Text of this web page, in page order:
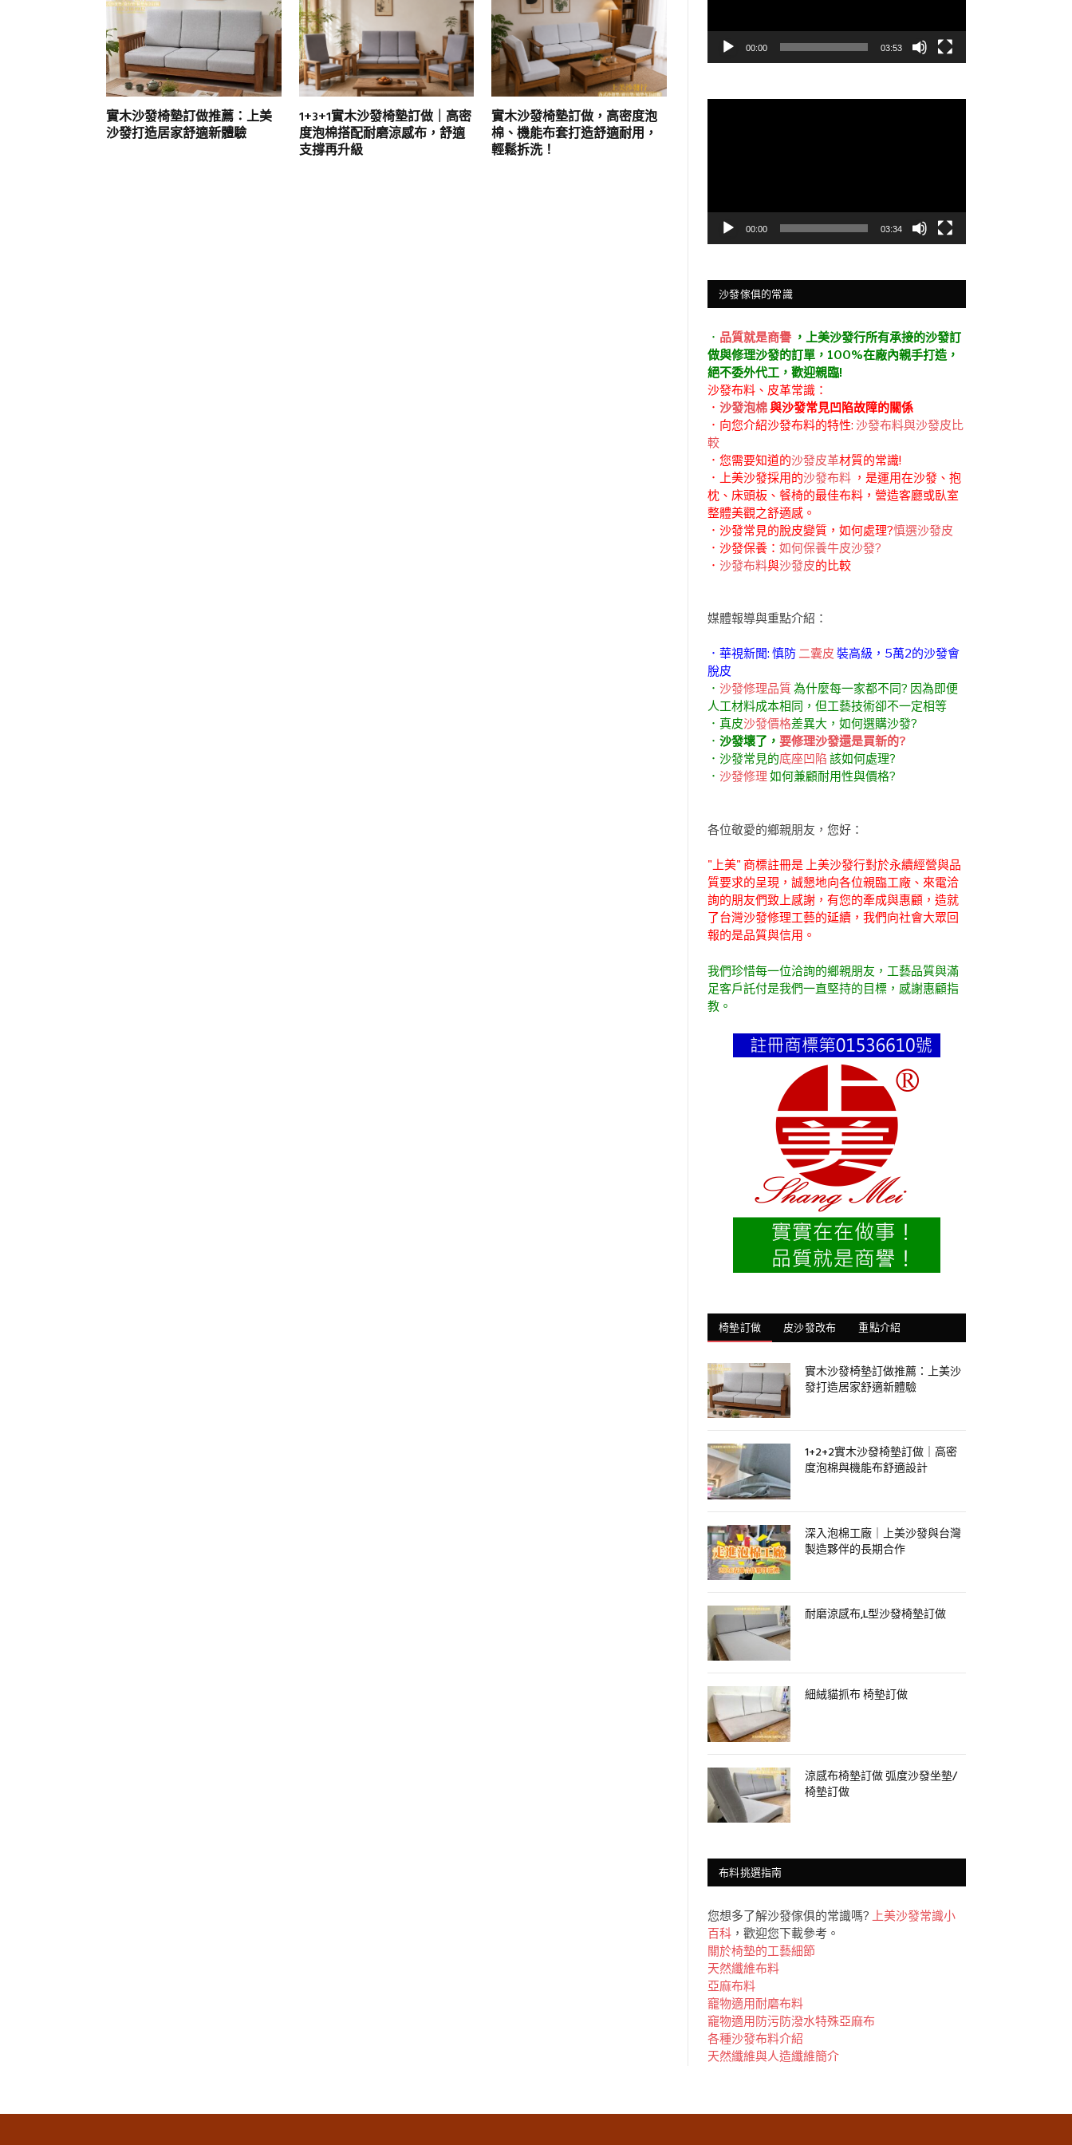
實木沙發椅墊訂做推薦：上美
沙發打造居家舒適新體驗
1+3+1實木沙發椅墊訂做｜高密
度泡棉搭配耐磨涼感布，舒適
支撐再升級
實木沙發椅墊訂做，高密度泡
棉、機能布套打造舒適耐用，
輕鬆拆洗！
00:00 03:53
00:00 03:34
沙發傢俱的常識
． 品質就是商譽 ，上美沙發行所有承接的沙發訂
做與修理沙發的訂單，100%在廠內親手打造，
絕不委外代工，歡迎親臨!
沙發布料、皮革常識：
． 沙發泡棉與沙發常見凹陷故障的關係
．向您介紹沙發布料的特性: 沙發布料與沙發皮比
較
．您需要知道的沙發皮革材質的常識!
．上美沙發採用的沙發布料 ，是運用在沙發、抱
枕、床頭板、餐椅的最佳布料，營造客廳或臥室
整體美觀之舒適感。
．沙發常見的脫皮變質，如何處理?慎選沙發皮
．沙發保養： 如何保養牛皮沙發?
． 沙發布料與沙發皮的比較
媒體報導與重點介紹：
．華視新聞: 慎防二囊皮 裝高級，5萬2的沙發會
脫皮
． 沙發修理品質為什麼每一家都不同? 因為即便
人工材料成本相同，但工藝技術卻不一定相等
．真皮沙發價格差異大，如何選購沙發?
． 沙發壞了， 要修理沙發還是買新的?
．沙發常見的底座凹陷 該如何處理?
． 沙發修理 如何兼顧耐用性與價格?
各位敬愛的鄉親朋友，您好：
"上美" 商標註冊是 上美沙發行對於永續經營與品
質要求的呈現，誠懇地向各位親臨工廠、來電洽
詢的朋友們致上感謝，有您的牽成與惠顧，造就
了台灣沙發修理工藝的延續，我們向社會大眾回
報的是品質與信用。
我們珍惜每一位洽詢的鄉親朋友，工藝品質與滿
足客戶託付是我們一直堅持的目標，感謝惠顧指
教。
椅墊訂做 皮沙發改布 重點介紹
實木沙發椅墊訂做推薦：上美沙
發打造居家舒適新體驗
1+2+2實木沙發椅墊訂做｜高密
度泡棉與機能布舒適設計
深入泡棉工廠｜上美沙發與台灣
製造夥伴的長期合作
耐磨涼感布,L型沙發椅墊訂做
細絨貓抓布 椅墊訂做
涼感布椅墊訂做 弧度沙發坐墊/
椅墊訂做
布料挑選指南
您想多了解沙發傢俱的常識嗎?
上美沙發常識小
百科 ，歡迎您下載參考。
關於椅墊的工藝細節
天然纖維布料
亞麻布料
竉物適用耐磨布料
竉物適用防污防潑水特殊亞麻布
各種沙發布料介紹
天然纖維與人造纖維簡介